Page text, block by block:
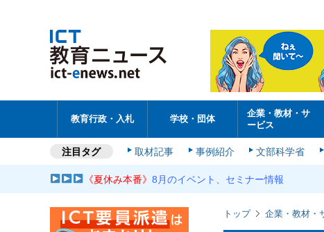
教育行政・入札 学校・団体
企業・教材・サ
ービス
注目タグ 取材記事 事例紹介 文部科学省
《夏休み本番》8月のイベント、セミナー情報
トップ 企業・教材・